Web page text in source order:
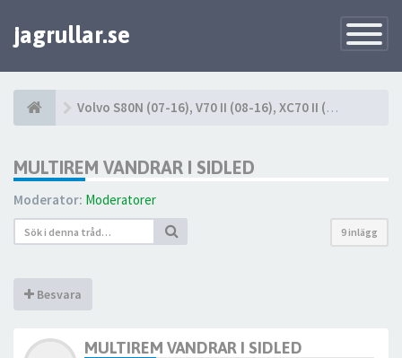
Toggle
jagrullar.se
Volvo S80N (07-16), V70 II (08-16), XC70 II (08-16)
MULTIREM VANDRAR I SIDLED
Moderator: Moderatorer
9 inlägg
Besvara
MULTIREM VANDRAR I SIDLED